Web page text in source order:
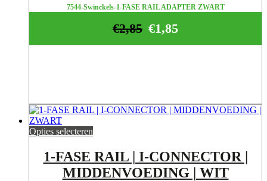
7544-Swinckels-1-FASE RAIL ADAPTER ZWART
€1,85
€2,85
Opties selecteren
1-FASE RAIL | I-CONNECTOR |
MIDDENVOEDING | WIT